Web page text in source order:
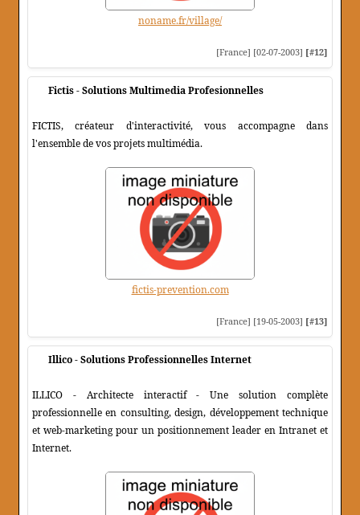
noname.fr/village/
[France] [02-07-2003] [#12]
Fictis - Solutions Multimedia Profesionnelles
FICTIS, créateur d'interactivité, vous accompagne dans
l'ensemble de vos projets multimédia.
fictis-prevention.com
[France] [19-05-2003] [#13]
Illico - Solutions Professionnelles Internet
ILLICO - Architecte interactif - Une solution complète
professionnelle en consulting, design, développement technique
et web-marketing pour un positionnement leader en Intranet et
Internet.